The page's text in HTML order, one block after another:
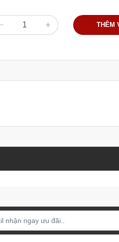
THÊM